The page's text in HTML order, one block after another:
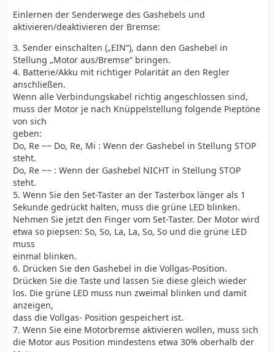
Einlernen der Senderwege des Gashebels und
aktivieren/deaktivieren der Bremse:
3. Sender einschalten („EIN“), dann den Gashebel in
Stellung „Motor aus/Bremse“ bringen.
4. Batterie/Akku mit richtiger Polarität an den Regler
anschließen.
Wenn alle Verbindungskabel richtig angeschlossen sind,
muss der Motor je nach Knüppelstellung folgende Pieptöne
von sich
geben:
Do, Re ~~ Do, Re, Mi : Wenn der Gashebel in Stellung STOP
steht.
Do, Re ~~ : Wenn der Gashebel NICHT in Stellung STOP
steht.
5. Wenn Sie den Set-Taster an der Tasterbox länger als 1
Sekunde gedrückt halten, muss die grüne LED blinken.
Nehmen Sie jetzt den Finger vom Set-Taster. Der Motor wird
etwa so piepsen: So, So, La, La, So, So und die grüne LED
muss
einmal blinken.
6. Drücken Sie den Gashebel in die Vollgas-Position.
Drücken Sie die Taste und lassen Sie diese gleich wieder
los. Die grüne LED muss nun zweimal blinken und damit
anzeigen,
dass die Vollgas- Position gespeichert ist.
7. Wenn Sie eine Motorbremse aktivieren wollen, muss sich
die Motor aus Position mindestens etwa 30% oberhalb der